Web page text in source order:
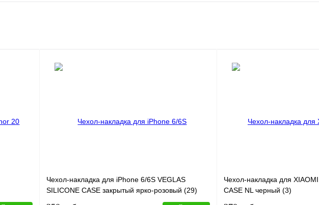
Чехол-накладка для iPhone 6/6S VEGLAS
SILICONE CASE закрытый ярко-розовый (29)
Чехол-накладка для
CASE NL черный (3)